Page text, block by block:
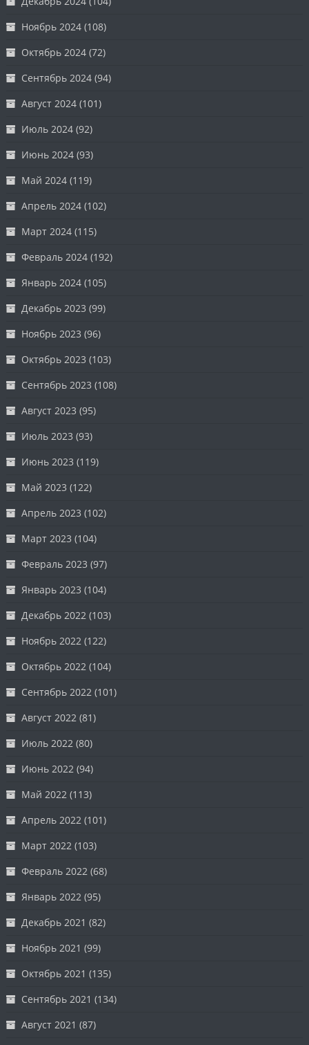
Ноябрь 2024 (108)
Октябрь 2024 (72)
Сентябрь 2024 (94)
Август 2024 (101)
Июль 2024 (92)
Июнь 2024 (93)
Май 2024 (119)
Апрель 2024 (102)
Март 2024 (115)
Февраль 2024 (192)
Январь 2024 (105)
Декабрь 2023 (99)
Ноябрь 2023 (96)
Октябрь 2023 (103)
Сентябрь 2023 (108)
Август 2023 (95)
Июль 2023 (93)
Июнь 2023 (119)
Май 2023 (122)
Апрель 2023 (102)
Март 2023 (104)
Февраль 2023 (97)
Январь 2023 (104)
Декабрь 2022 (103)
Ноябрь 2022 (122)
Октябрь 2022 (104)
Сентябрь 2022 (101)
Август 2022 (81)
Июль 2022 (80)
Июнь 2022 (94)
Май 2022 (113)
Апрель 2022 (101)
Март 2022 (103)
Февраль 2022 (68)
Январь 2022 (95)
Декабрь 2021 (82)
Ноябрь 2021 (99)
Октябрь 2021 (135)
Сентябрь 2021 (134)
Август 2021 (87)